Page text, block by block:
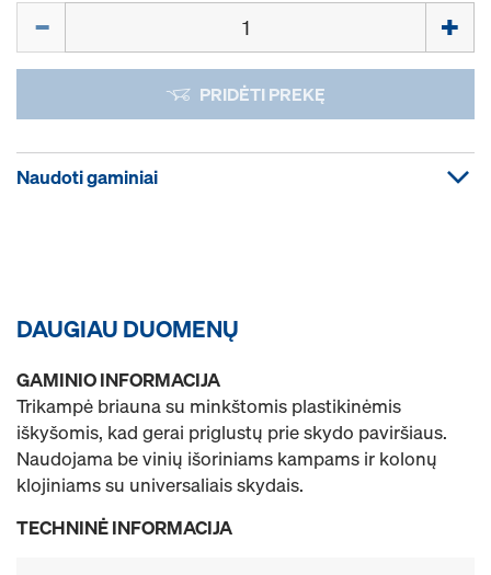
PRIDĖTI PREKĘ
Naudoti gaminiai
DAUGIAU DUOMENŲ
GAMINIO INFORMACIJA
Trikampė briauna su minkštomis plastikinėmis
iškyšomis, kad gerai priglustų prie skydo paviršiaus.
Naudojama be vinių išoriniams kampams ir kolonų
klojiniams su universaliais skydais.
TECHNINĖ INFORMACIJA